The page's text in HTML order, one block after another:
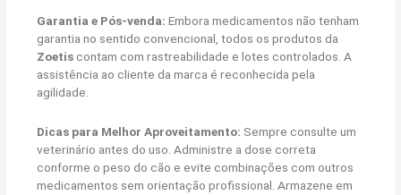
Garantia e Pós-venda: Embora medicamentos não tenham
garantia no sentido convencional, todos os produtos da
Zoetiscontam com rastreabilidade e lotes controlados. A
assistência ao cliente da marca é reconhecida pela
agilidade.
Dicas para Melhor Aproveitamento: Sempre consulte um
veterinário antes do uso. Administre a dose correta
conforme o peso do cão e evite combinações com outros
medicamentos sem orientação profissional. Armazene em